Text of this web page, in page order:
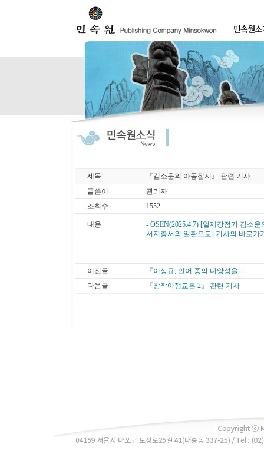
제목
『김소운의 아동잡지』 관련 기사
글쓴이
관리자
조회수
1552
내용
- OSEN(2025.4.7) [일제강점기 김소
서지총서의 일환으로] 기사의 바로가
이전글
『이상규, 언어 종의 다양성을 ...
다음글
『창작아쟁교본 2』 관련 기사